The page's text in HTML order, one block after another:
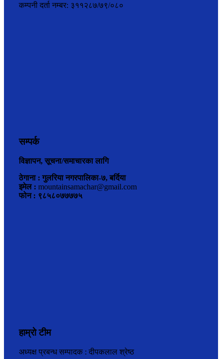
कम्पनी दर्ता नम्बर: ३११२८७/७९/०८०
सम्पर्क
विज्ञापन, सूचना/समाचारका लागि
ठेगाना : गुलरिया नगरपालिका-७, बर्दिया
इमेल : mountainsamachar@gmail.com
फोन : ९८५८०७७७७५
हाम्रो टीम
अध्यक्ष प्रबन्ध सम्पादक : दीपकलाल श्रेष्ठ